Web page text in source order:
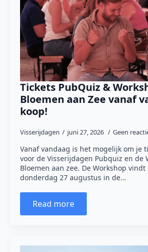
Tickets PubQuiz &
Bloemen aan Zee vanaf
koop!
Visserijdagen juni 27, 2026 Geen
Vanaf vandaag is het mogelijk om je
voor de Visserijdagen Pubquiz en de
Bloemen aan zee. De Workshop vindt
donderdag 27 augustus in de…
Read more